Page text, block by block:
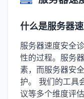
什么是服务器速
服务器速度安全
性的过程。服务
素，而服务器安
护。 我们的工具
议等多个维度评